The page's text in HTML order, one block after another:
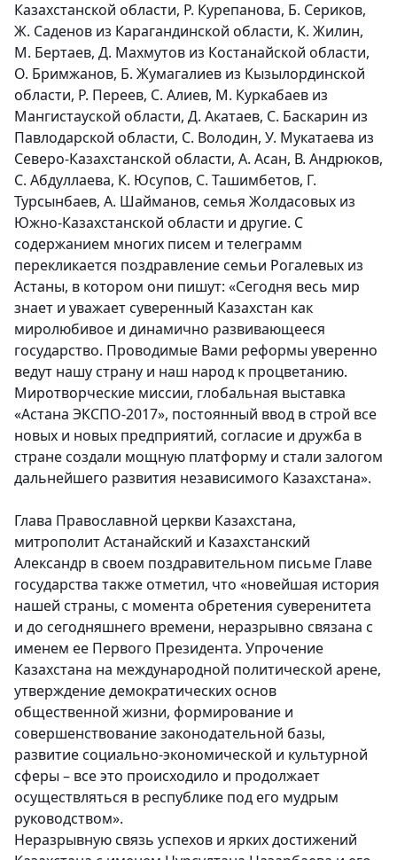
Казахстанской области, Р. Курепанова, Б. Сериков,
Ж. Саденов из Карагандинской области, К. Жилин,
М. Бертаев, Д. Махмутов из Костанайской области,
О. Бримжанов, Б. Жумагалиев из Кызылординской
области, Р. Переев, С. Алиев, М. Куркабаев из
Мангистауской области, Д. Акатаев, С. Баскарин из
Павлодарской области, С. Володин, У. Мукатаева из
Северо-Казахстанской области, А. Асан, В. Андрюков,
С. Абдуллаева, К. Юсупов, С. Ташимбетов, Г.
Турсынбаев, А. Шайманов, семья Жолдасовых из
Южно-Казахстанской области и другие. С
содержанием многих писем и телеграмм
перекликается поздравление семьи Рогалевых из
Астаны, в котором они пишут: «Сегодня весь мир
знает и уважает суверенный Казахстан как
миролюбивое и динамично развивающееся
государство. Проводимые Вами реформы уверенно
ведут нашу страну и наш народ к процветанию.
Миротворческие миссии, глобальная выставка
«Астана ЭКСПО-2017», постоянный ввод в строй все
новых и новых предприятий, согласие и дружба в
стране создали мощную платформу и стали залогом
дальнейшего развития независимого Казахстана».
Глава Православной церкви Казахстана,
митрополит Астанайский и Казахстанский
Александр в своем поздравительном письме Главе
государства также отметил, что «новейшая история
нашей страны, с момента обретения суверенитета
и до сегодняшнего времени, неразрывно связана с
именем ее Первого Президента. Упрочение
Казахстана на международной политической арене,
утверждение демократических основ
общественной жизни, формирование и
совершенствование законодательной базы,
развитие социально-экономической и культурной
сферы – все это происходило и продолжает
осуществляться в республике под его мудрым
руководством».
Неразрывную связь успехов и ярких достижений